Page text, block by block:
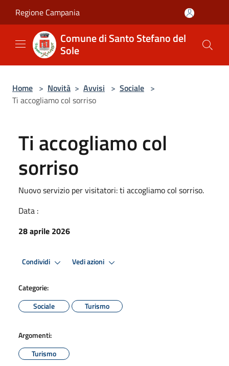
Regione Campania
Comune di Santo Stefano del
Sole
Home > Novità > Avvisi > Sociale >
Ti accogliamo col sorriso
Ti accogliamo col
sorriso
Nuovo servizio per visitatori: ti accogliamo col sorriso.
Data :
28 aprile 2026
Condividi Vedi azioni
Categorie:
Sociale
Turismo
Argomenti:
Turismo